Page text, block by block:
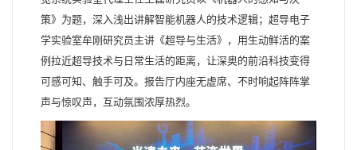
策》为题，深入浅出讲解智能机器人的技术逻辑；超导电子
学实验室牟刚研究员主讲《超导与生活》，用生动鲜活的案
例拉近超导技术与日常生活的距离，让深奥的前沿科技变得
可感可知、触手可及。报告厅内座无虚席、不时响起阵阵掌
声与惊叹声，互动氛围浓厚热烈。